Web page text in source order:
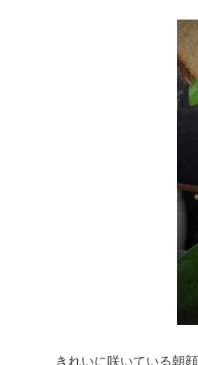
きれいに咲いている朝